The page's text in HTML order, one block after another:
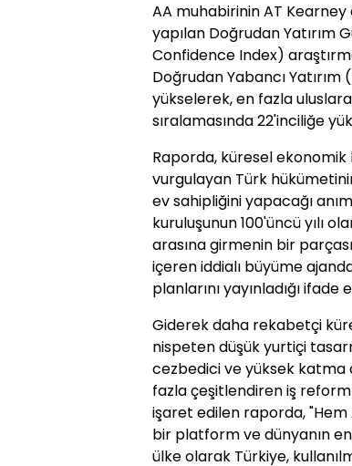
AA muhabirinin AT Kearney
yapılan Doğrudan Yatırım
Confidence Index)
Doğrudan Yabancı Yatırım
yükselerek, en fazla
sıralamasında 22'inciliğe
Raporda, küresel
vurgulayan Türk
ev sahipliğini yapacağı
kuruluşunun 100'üncü yılı
arasına girmenin bir
içeren iddialı büyüme
planlarını yayınladığı ifade
Giderek daha rekabetçi
nispeten düşük yurtiçi
cezbedici ve yüksek
fazla çeşitlendiren iş
işaret edilen raporda,
bir platform ve dünyanın en
ülke olarak Türkiye,